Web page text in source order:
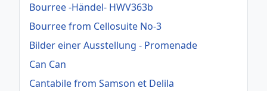
Bourree -Händel- HWV363b
Bourree from Cellosuite No-3
Bilder einer Ausstellung - Promenade
Can Can
Cantabile from Samson et Delila